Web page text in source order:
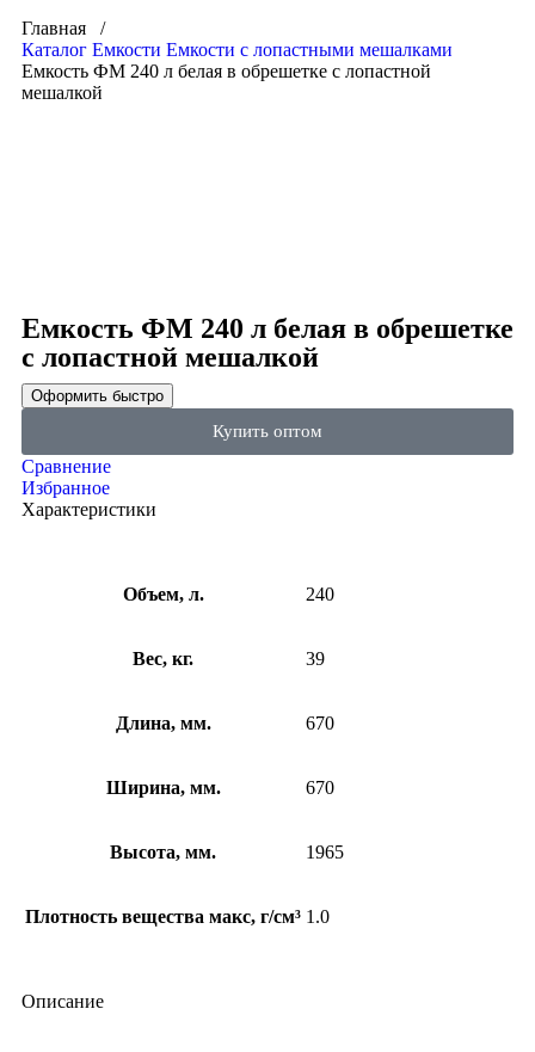
Главная /
Каталог Емкости Емкости с лопастными мешалками
Емкость ФМ 240 л белая в обрешетке с лопастной
мешалкой
Емкость ФМ 240 л белая в обрешетке
с лопастной мешалкой
Оформить быстро
Купить оптом
Сравнение
Избранное
Характеристики
Объем, л. 240
Вес, кг. 39
Длина, мм. 670
Ширина, мм. 670
Высота, мм. 1965
Плотность вещества макс, г/см³ 1.0
Описание